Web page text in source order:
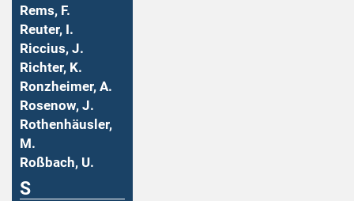
Rems, F.
Reuter, I.
Riccius, J.
Richter, K.
Ronzheimer, A.
Rosenow, J.
Rothenhäusler,
M.
Roßbach, U.
S